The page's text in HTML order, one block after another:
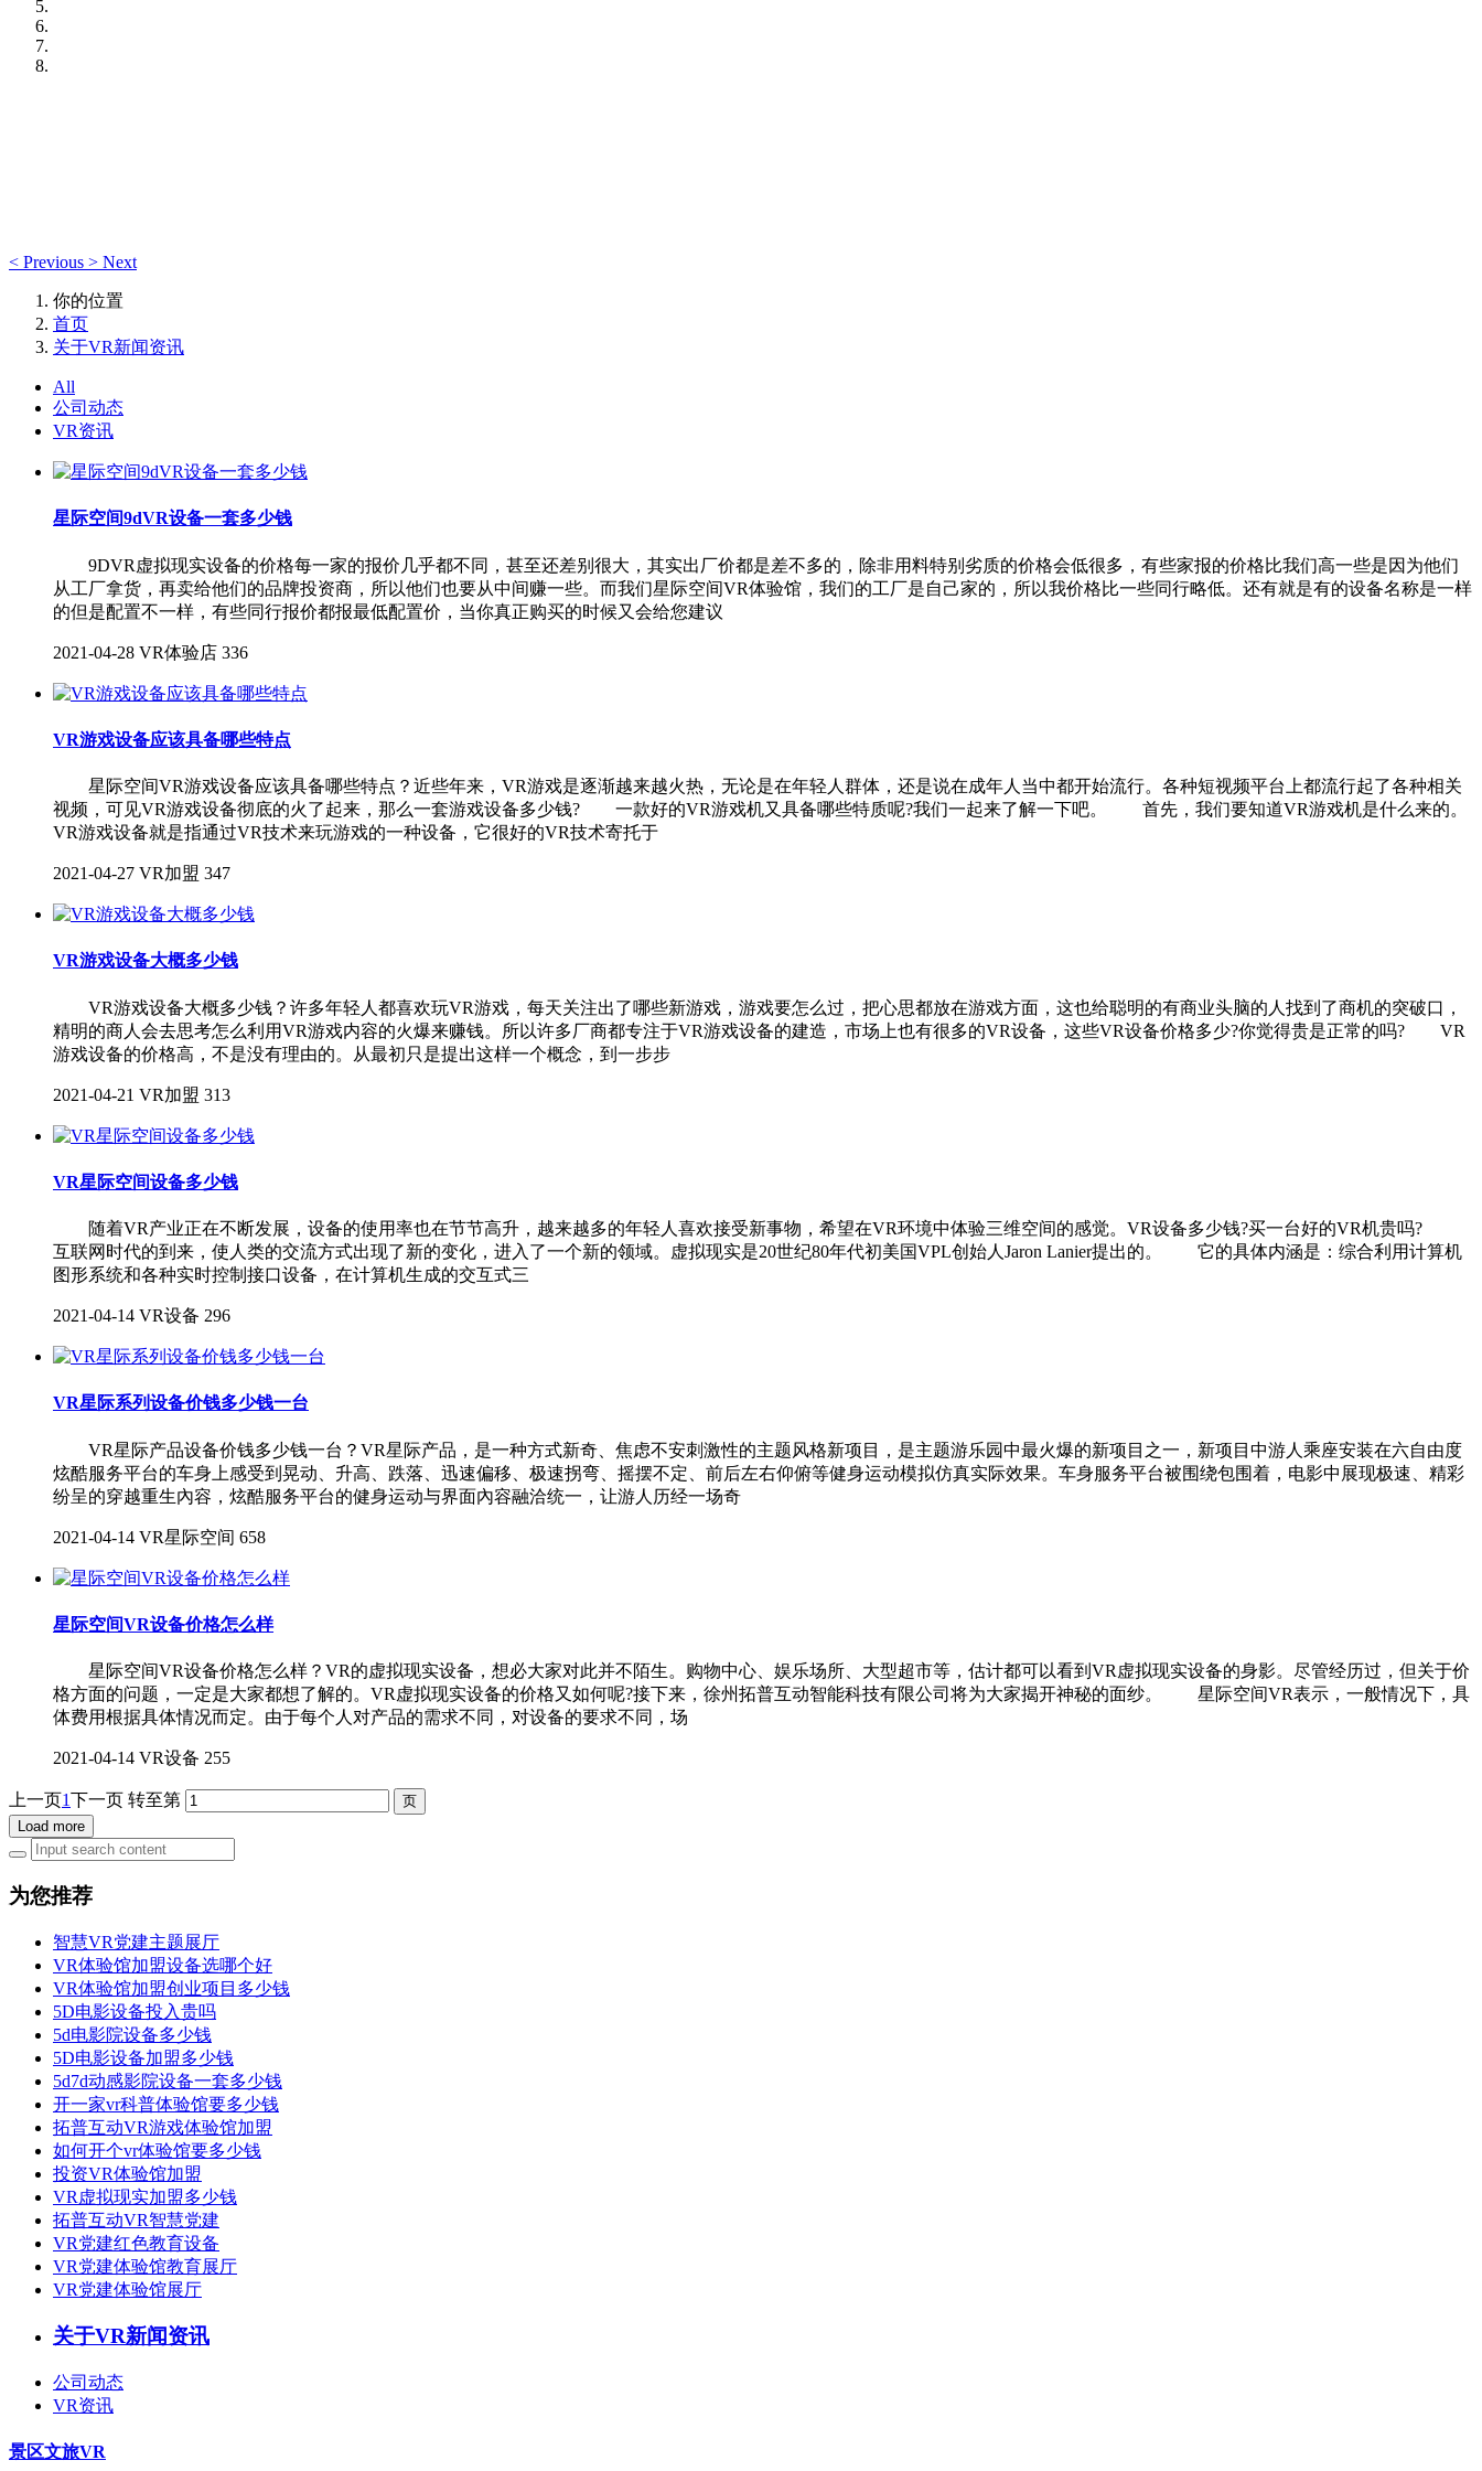
< Previous > Next
你的位置
首页
关于VR新闻资讯
All
公司动态
VR资讯
星际空间9dVR设备一套多少钱
9DVR虚拟现实设备的价格每一家的报价几乎都不同，甚至还差别很大，其实出厂价都是差不多的，除非用料特别劣质的价格会低很多，有些家报的价格比我们高一些是因为他们
从工厂拿货，再卖给他们的品牌投资商，所以他们也要从中间赚一些。而我们星际空间VR体验馆，我们的工厂是自己家的，所以我价格比一些同行略低。还有就是有的设备名称是一样
的但是配置不一样，有些同行报价都报最低配置价，当你真正购买的时候又会给您建议
2021-04-28 VR体验店 336
VR游戏设备应该具备哪些特点
星际空间VR游戏设备应该具备哪些特点？近些年来，VR游戏是逐渐越来越火热，无论是在年轻人群体，还是说在成年人当中都开始流行。各种短视频平台上都流行起了各种相关
视频，可见VR游戏设备彻底的火了起来，那么一套游戏设备多少钱? 一款好的VR游戏机又具备哪些特质呢?我们一起来了解一下吧。 首先，我们要知道VR游戏机是什么来的。
VR游戏设备就是指通过VR技术来玩游戏的一种设备，它很好的VR技术寄托于
2021-04-27 VR加盟 347
VR游戏设备大概多少钱
VR游戏设备大概多少钱？许多年轻人都喜欢玩VR游戏，每天关注出了哪些新游戏，游戏要怎么过，把心思都放在游戏方面，这也给聪明的有商业头脑的人找到了商机的突破口，
精明的商人会去思考怎么利用VR游戏内容的火爆来赚钱。所以许多厂商都专注于VR游戏设备的建造，市场上也有很多的VR设备，这些VR设备价格多少?你觉得贵是正常的吗? VR
游戏设备的价格高，不是没有理由的。从最初只是提出这样一个概念，到一步步
2021-04-21 VR加盟 313
VR星际空间设备多少钱
随着VR产业正在不断发展，设备的使用率也在节节高升，越来越多的年轻人喜欢接受新事物，希望在VR环境中体验三维空间的感觉。VR设备多少钱?买一台好的VR机贵吗?
互联网时代的到来，使人类的交流方式出现了新的变化，进入了一个新的领域。虚拟现实是20世纪80年代初美国VPL创始人Jaron Lanier提出的。 它的具体内涵是：综合利用计算机
图形系统和各种实时控制接口设备，在计算机生成的交互式三
2021-04-14 VR设备 296
VR星际系列设备价钱多少钱一台
VR星际产品设备价钱多少钱一台？VR星际产品，是一种方式新奇、焦虑不安刺激性的主题风格新项目，是主题游乐园中最火爆的新项目之一，新项目中游人乘座安装在六自由度
炫酷服务平台的车身上感受到晃动、升高、跌落、迅速偏移、极速拐弯、摇摆不定、前后左右仰俯等健身运动模拟仿真实际效果。车身服务平台被围绕包围着，电影中展现极速、精彩
纷呈的穿越重生內容，炫酷服务平台的健身运动与界面內容融洽统一，让游人历经一场奇
2021-04-14 VR星际空间 658
星际空间VR设备价格怎么样
星际空间VR设备价格怎么样？VR的虚拟现实设备，想必大家对此并不陌生。购物中心、娱乐场所、大型超市等，估计都可以看到VR虚拟现实设备的身影。尽管经历过，但关于价
格方面的问题，一定是大家都想了解的。VR虚拟现实设备的价格又如何呢?接下来，徐州拓普互动智能科技有限公司将为大家揭开神秘的面纱。 星际空间VR表示，一般情况下，具
体费用根据具体情况而定。由于每个人对产品的需求不同，对设备的要求不同，场
2021-04-14 VR设备 255
上一页1下一页 转至第
Load more
为您推荐
智慧VR党建主题展厅
VR体验馆加盟设备选哪个好
VR体验馆加盟创业项目多少钱
5D电影设备投入贵吗
5d电影院设备多少钱
5D电影设备加盟多少钱
5d7d动感影院设备一套多少钱
开一家vr科普体验馆要多少钱
拓普互动VR游戏体验馆加盟
如何开个vr体验馆要多少钱
投资VR体验馆加盟
VR虚拟现实加盟多少钱
拓普互动VR智慧党建
VR党建红色教育设备
VR党建体验馆教育展厅
VR党建体验馆展厅
关于VR新闻资讯
公司动态
VR资讯
景区文旅VR